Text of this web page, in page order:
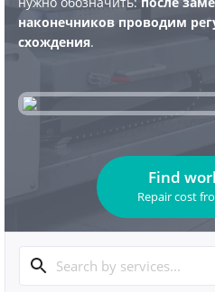
наконечников проводим
схождения.
Find
Repair cost